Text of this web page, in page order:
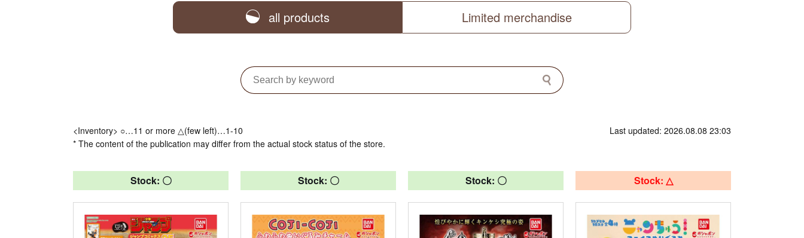
all products Limited merchandise
<Inventory> ○…11 or more △(few left)…1-10
* The content of the publication may differ from the actual stock status of the store.
Last updated: 2026.08.08 23:03
Stock: 〇 Stock: 〇 Stock: 〇 Stock: △